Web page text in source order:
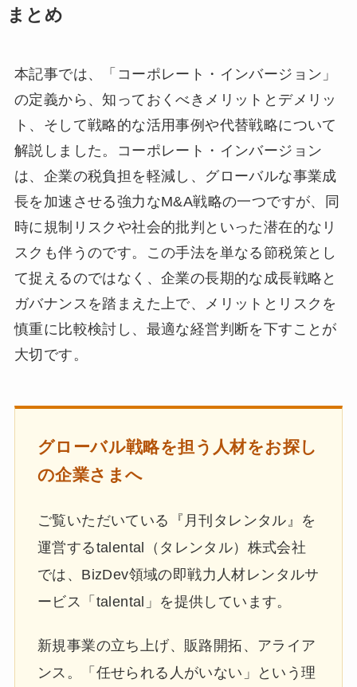
まとめ
本記事では、「コーポレート・インバージョン」
の定義から、知っておくべきメリットとデメリッ
ト、そして戦略的な活用事例や代替戦略について
解説しました。コーポレート・インバージョン
は、企業の税負担を軽減し、グローバルな事業成
長を加速させる強力なM&A戦略の一つですが、同
時に規制リスクや社会的批判といった潜在的なリ
スクも伴うのです。この手法を単なる節税策とし
て捉えるのではなく、企業の長期的な成長戦略と
ガバナンスを踏まえた上で、メリットとリスクを
慎重に比較検討し、最適な経営判断を下すことが
大切です。
グローバル戦略を担う人材をお探し
の企業さまへ
ご覧いただいている『月刊タレンタル』を
運営するtalental（タレンタル）株式会社
では、BizDev領域の即戦力人材レンタルサ
ービス「talental」を提供しています。
新規事業の立ち上げ、販路開拓、アライア
ンス。「任せられる人がいない」という理